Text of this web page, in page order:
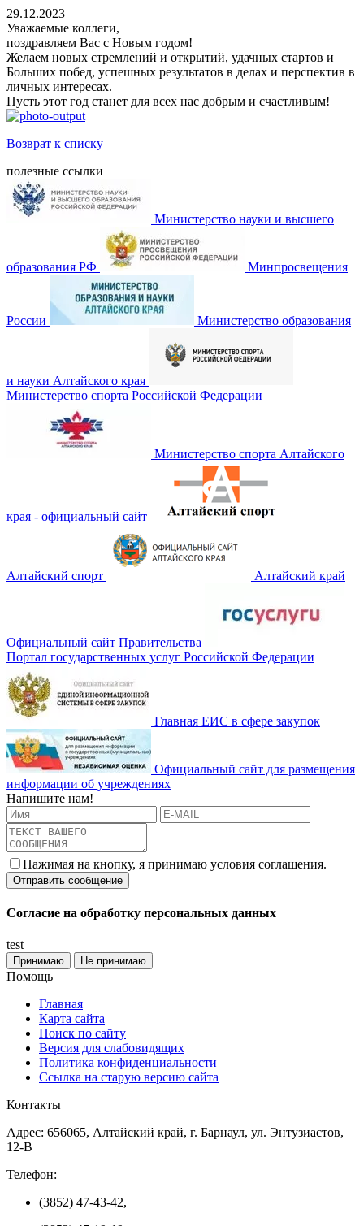
29.12.2023
Уважаемые коллеги,
поздравляем Вас с Новым годом!
Желаем новых стремлений и открытий, удачных стартов и
Больших побед, успешных результатов в делах и перспектив в
личных интересах.
Пусть этот год станет для всех нас добрым и счастливым!
Возврат к списку
полезные ссылки
Министерство науки и высшего
образования РФ Минпросвещения
России Министерство образования
и науки Алтайского края
Министерство спорта Российской Федерации
Министерство спорта Алтайского
края - официальный сайт
Алтайский спорт Алтайский край
Официальный сайт Правительства
Портал государственных услуг Российской Федерации
Главная ЕИС в сфере закупок
Официальный сайт для размещения
информации об учреждениях
Напишите нам!
Нажимая на кнопку, я принимаю условия соглашения.
Согласие на обработку персональных данных
test
Принимаю Не принимаю
Помощь
Главная
Карта сайта
Поиск по сайту
Версия для слабовидящих
Политика конфиденциальности
Ссылка на старую версию сайта
Контакты
Адрес: 656065, Алтайский край, г. Барнаул, ул. Энтузиастов,
12-В
Телефон:
(3852) 47-43-42,